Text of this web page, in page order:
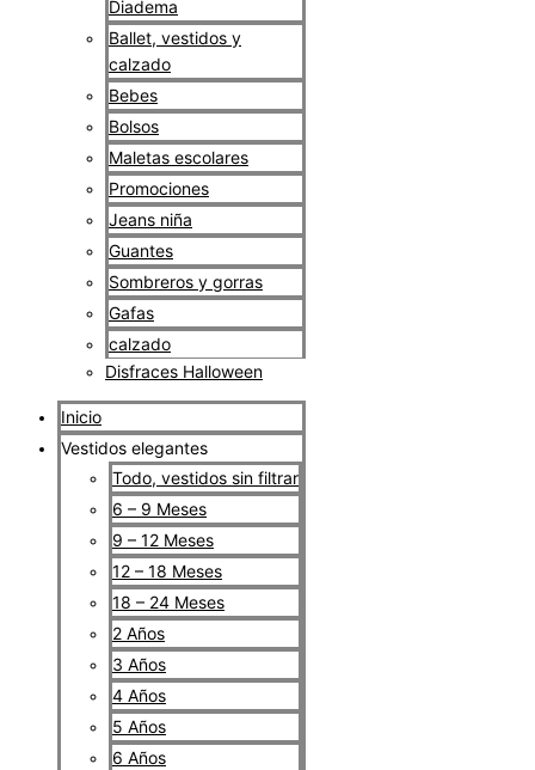
Diadema
Ballet, vestidos y
calzado
Bebes
Bolsos
Maletas escolares
Promociones
Jeans niña
Guantes
Sombreros y gorras
Gafas
calzado
Disfraces Halloween
Inicio
Vestidos elegantes
Todo, vestidos sin filtrar
6 – 9 Meses
9 – 12 Meses
12 – 18 Meses
18 – 24 Meses
2 Años
3 Años
4 Años
5 Años
6 Años